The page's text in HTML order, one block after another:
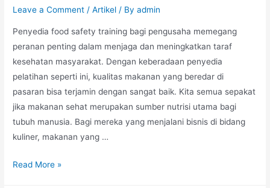
Leave a Comment /Artikel / Byadmin
Penyedia food safety training bagi pengusaha memegang
peranan penting dalam menjaga dan meningkatkan taraf
kesehatan masyarakat. Dengan keberadaan penyedia
pelatihan seperti ini, kualitas makanan yang beredar di
pasaran bisa terjamin dengan sangat baik. Kita semua sepakat
jika makanan sehat merupakan sumber nutrisi utama bagi
tubuh manusia. Bagi mereka yang menjalani bisnis di bidang
kuliner, makanan yang …
Read More »